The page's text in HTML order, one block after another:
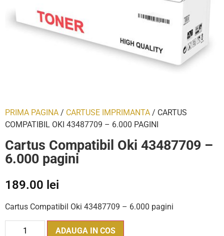
PRIMA PAGINA / CARTUSE IMPRIMANTA / CARTUS
COMPATIBIL OKI 43487709 – 6.000 PAGINI
Cartus Compatibil Oki 43487709 –
6.000 pagini
189.00 lei
Cartus Compatibil Oki 43487709 – 6.000 pagini
ADAUGA IN COS